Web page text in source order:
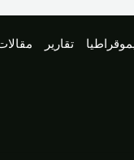
تقارير